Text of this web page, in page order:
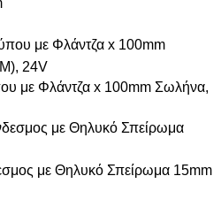
με Φλάντζα x 100mm Σωλήνα,
με Θηλυκό Σπείρωμα 15mm